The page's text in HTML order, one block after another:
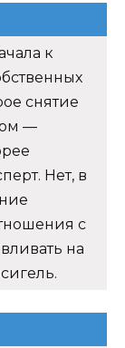
к
снятие
—
Нет, в
с
на